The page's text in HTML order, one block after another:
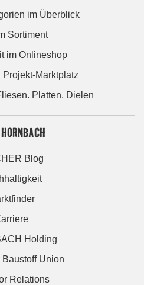
im Überblick
Sortiment
im Onlineshop
Marktplatz
Platten. Dielen
Blog
Holding
Baustoff Union
Relations